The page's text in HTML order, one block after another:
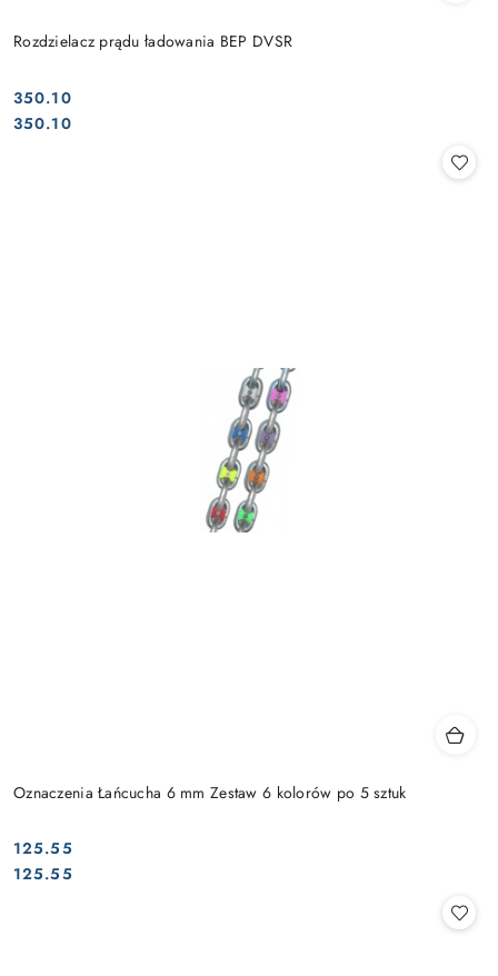
Rozdzielacz prądu ładowania BEP DVSR
Cena:
350.10
Cena:
350.10
Oznaczenia Łańcucha 6 mm Zestaw 6 kolorów po 5 sztuk
Cena:
125.55
Cena:
125.55